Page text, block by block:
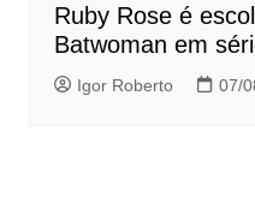
Ruby Rose é
Batwoman em
Igor Roberto 07/